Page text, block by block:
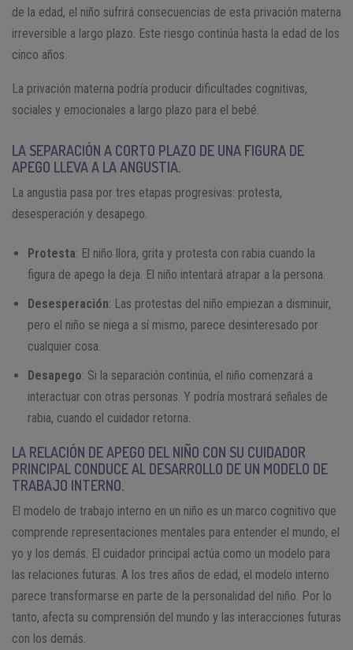
de la edad, el niño sufrirá consecuencias de esta privación materna
irreversible a largo plazo. Este riesgo continúa hasta la edad de los
cinco años.
La privación materna podría producir dificultades cognitivas,
sociales y emocionales a largo plazo para el bebé.
LA SEPARACIÓN A CORTO PLAZO DE UNA FIGURA DE
APEGO LLEVA A LA ANGUSTIA.
La angustia pasa por tres etapas progresivas: protesta,
desesperación y desapego.
Protesta: El niño llora, grita y protesta con rabia cuando la
figura de apego la deja. El niño intentará atrapar a la persona.
Desesperación: Las protestas del niño empiezan a disminuir,
pero el niño se niega a sí mismo, parece desinteresado por
cualquier cosa.
Desapego: Si la separación continúa, el niño comenzará a
interactuar con otras personas. Y podría mostrará señales de
rabia, cuando el cuidador retorna.
LA RELACIÓN DE APEGO DEL NIÑO CON SU CUIDADOR
PRINCIPAL CONDUCE AL DESARROLLO DE UN MODELO DE
TRABAJO INTERNO.
El modelo de trabajo interno en un niño es un marco cognitivo que
comprende representaciones mentales para entender el mundo, el
yo y los demás. El cuidador principal actúa como un modelo para
las relaciones futuras. A los tres años de edad, el modelo interno
parece transformarse en parte de la personalidad del niño. Por lo
tanto, afecta su comprensión del mundo y las interacciones futuras
con los demás.